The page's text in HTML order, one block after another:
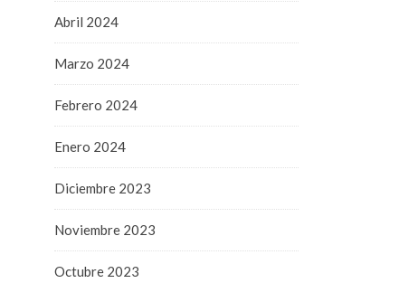
Abril 2024
Marzo 2024
Febrero 2024
Enero 2024
Diciembre 2023
Noviembre 2023
Octubre 2023